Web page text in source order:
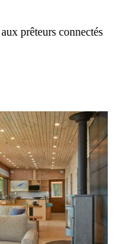
prêteurs connectés